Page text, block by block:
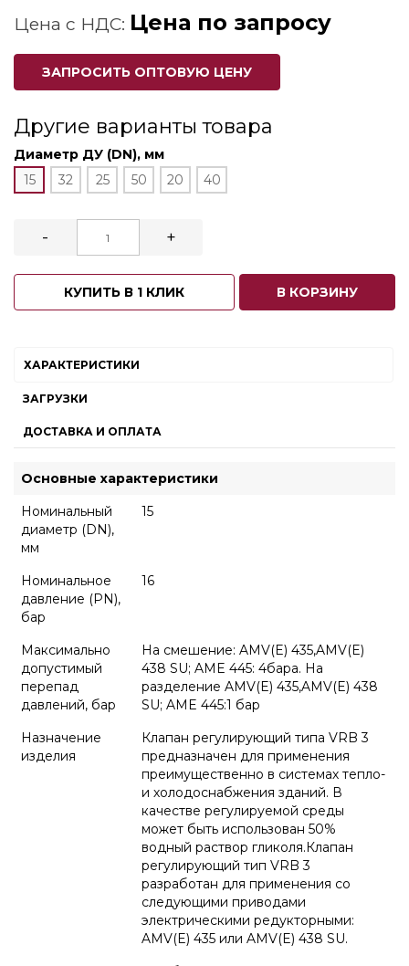
Цена с НДС: Цена по запросу
ЗАПРОСИТЬ ОПТОВУЮ ЦЕНУ
Другие варианты товара
Диаметр ДУ (DN), мм
15
32 25 50 20 40
- +
КУПИТЬ В 1 КЛИК В КОРЗИНУ
ХАРАКТЕРИСТИКИ
ЗАГРУЗКИ
ДОСТАВКА И ОПЛАТА
Основные характеристики
Номинальный
диаметр (DN),
мм
15
Номинальное
давление (PN),
бар
16
Максимально
допустимый
перепад
давлений, бар
На смешение: AMV(E) 435,AMV(E)
438 SU; AME 445: 4бара. На
разделение AMV(E) 435,AMV(E) 438
SU; AME 445:1 бар
Назначение
изделия
Клапан регулирующий типа VRB 3
предназначен для применения
преимущественно в системах тепло-
и холодоснабжения зданий. В
качестве регулируемой среды
может быть использован 50%
водный раствор гликоля.Клапан
регулирующий тип VRB 3
разработан для применения со
следующими приводами
электрическими редукторными:
AMV(E) 435 или AMV(E) 438 SU.